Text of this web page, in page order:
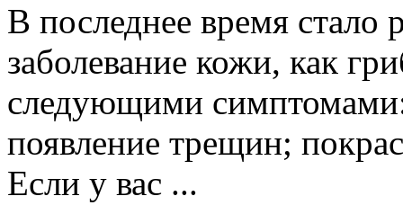
В последнее время стало
заболевание кожи, как
следующими
появление трещин;
Если у вас ...